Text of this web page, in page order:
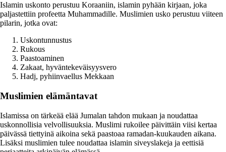
Islamin uskonto perustuu Koraaniin, islamin pyhään kirjaan, joka
paljastettiin profeetta Muhammadille. Muslimien usko perustuu viiteen
pilarin, jotka ovat:
Uskontunnustus
Rukous
Paastoaminen
Zakaat, hyväntekeväisyysvero
Hadj, pyhiinvaellus Mekkaan
Muslimien elämäntavat
Islamissa on tärkeää elää Jumalan tahdon mukaan ja noudattaa
uskonnollisia velvollisuuksia. Muslimi rukoilee päivittäin viisi kertaa
päivässä tiettyinä aikoina sekä paastoaa ramadan-kuukauden aikana.
Lisäksi muslimien tulee noudattaa islamin siveyslakeja ja eettisiä